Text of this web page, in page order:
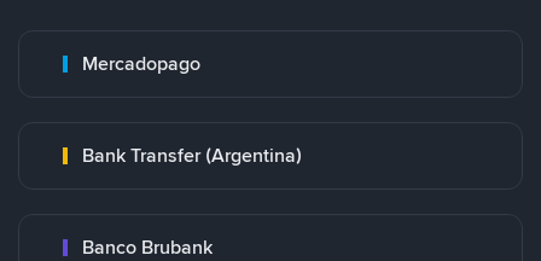
Mercadopago
Bank Transfer (Argentina)
Banco Brubank